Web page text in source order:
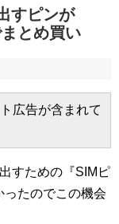
すピンが
とめ買い
広告が含まれて
すための『SIMピ
ったのでこの機会